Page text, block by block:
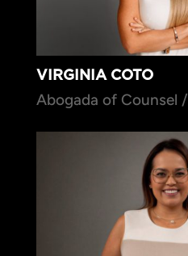
VIRGINIA COTO
Abogada of Counsel /